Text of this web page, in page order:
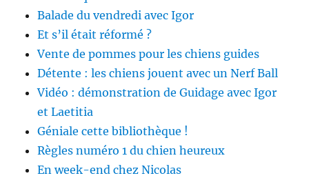
Balade du vendredi avec Igor
Et s’il était réformé ?
Vente de pommes pour les chiens guides
Détente : les chiens jouent avec un Nerf Ball
Vidéo : démonstration de Guidage avec Igor
et Laetitia
Géniale cette bibliothèque !
Règles numéro 1 du chien heureux
En week-end chez Nicolas